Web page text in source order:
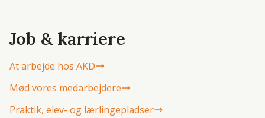
Job & karriere
At arbejde hos AKD
Mød vores medarbejdere
Praktik, elev- og lærlingepladser